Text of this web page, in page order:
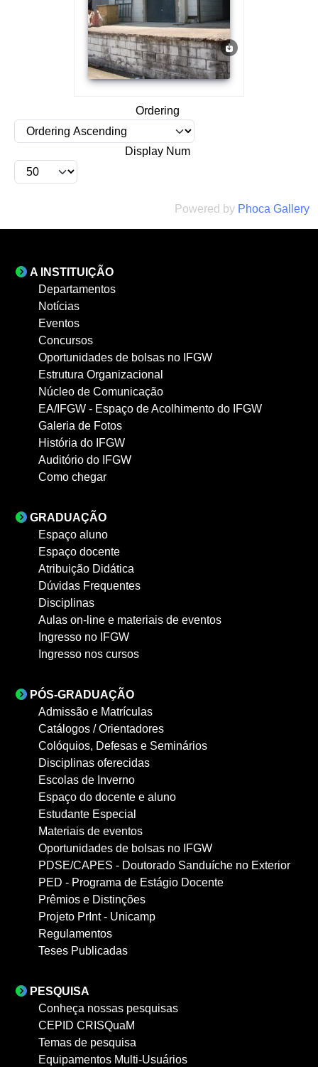
Ordering
Display Num
Powered by Phoca Gallery
A INSTITUIÇÃO
Departamentos
Notícias
Eventos
Concursos
Oportunidades de bolsas no IFGW
Estrutura Organizacional
Núcleo de Comunicação
EA/IFGW - Espaço de Acolhimento do IFGW
Galeria de Fotos
História do IFGW
Auditório do IFGW
Como chegar
GRADUAÇÃO
Espaço aluno
Espaço docente
Atribuição Didática
Dúvidas Frequentes
Disciplinas
Aulas on-line e materiais de eventos
Ingresso no IFGW
Ingresso nos cursos
PÓS-GRADUAÇÃO
Admissão e Matrículas
Catálogos / Orientadores
Colóquios, Defesas e Seminários
Disciplinas oferecidas
Escolas de Inverno
Espaço do docente e aluno
Estudante Especial
Materiais de eventos
Oportunidades de bolsas no IFGW
PDSE/CAPES - Doutorado Sanduíche no Exterior
PED - Programa de Estágio Docente
Prêmios e Distinções
Projeto PrInt - Unicamp
Regulamentos
Teses Publicadas
PESQUISA
Conheça nossas pesquisas
CEPID CRISQuaM
Temas de pesquisa
Equipamentos Multi-Usuários